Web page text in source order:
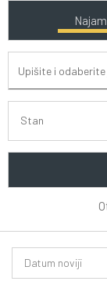
Najam
Stan
Datum noviji